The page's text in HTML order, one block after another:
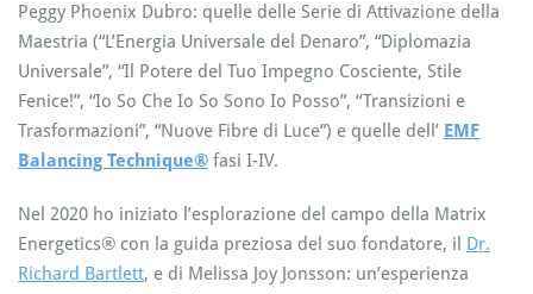
Peggy Phoenix Dubro: quelle delle Serie di Attivazione della
Maestria (“L’Energia Universale del Denaro”, “Diplomazia
Universale”, “Il Potere del Tuo Impegno Cosciente, Stile
Fenice!”, “Io So Che Io So Sono Io Posso”, “Transizioni e
Trasformazioni”, “Nuove Fibre di Luce”) e quelle dell’ EMF
Balancing Technique® fasi I-IV.
Nel 2020 ho iniziato l’esplorazione del campo della Matrix
Energetics® con la guida preziosa del suo fondatore, il Dr.
Richard Bartlett, e di Melissa Joy Jonsson: un’esperienza